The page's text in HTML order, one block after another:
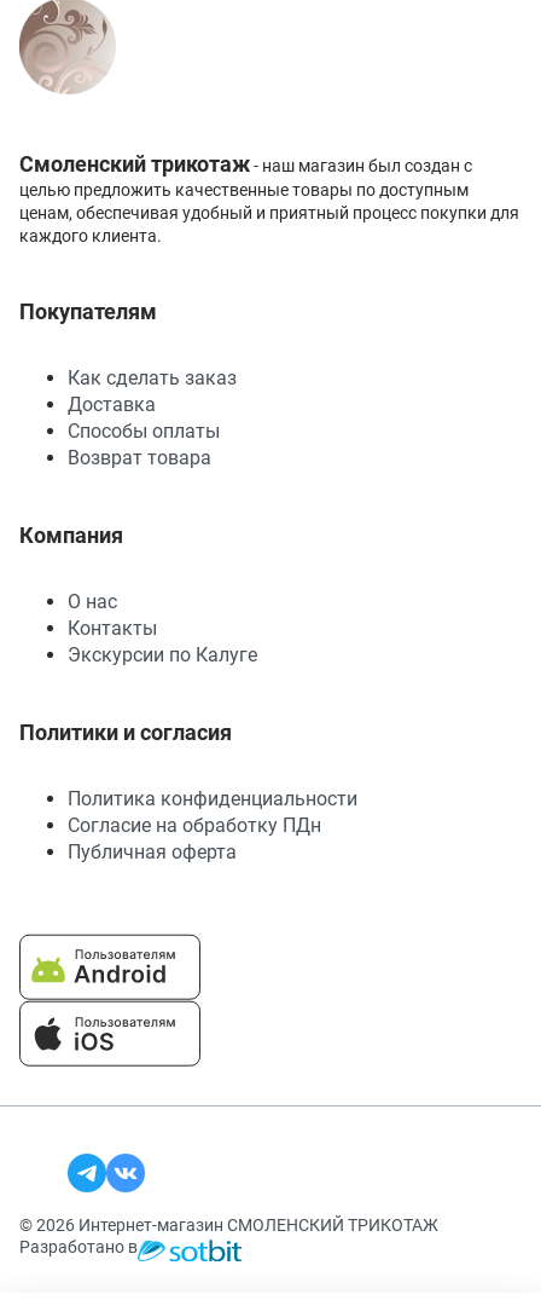
Смоленский трикотаж- наш магазин был создан с
целью предложить качественные товары по доступным
ценам, обеспечивая удобный и приятный процесс покупки для
каждого клиента.
Покупателям
Как сделать заказ
Доставка
Способы оплаты
Возврат товара
Компания
О нас
Контакты
Экскурсии по Калуге
Политики и согласия
Политика конфиденциальности
Согласие на обработку ПДн
Публичная оферта
© 2026 Интернет-магазин СМОЛЕНСКИЙ ТРИКОТАЖ
Разработано в